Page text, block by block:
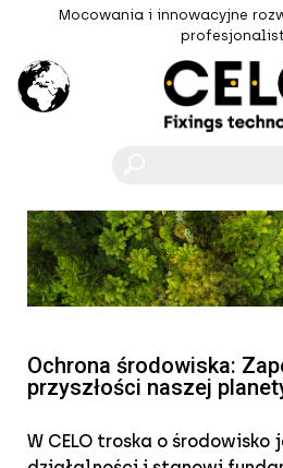
Mocowania i innowacyjne
Ochrona środowiska:
przyszłości naszej
W CELO troska o środowisko